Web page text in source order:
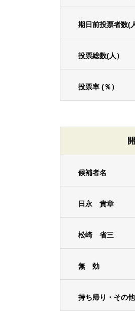
期日前投票者数(
投票総数(人）
投票率 (％）
候補者名
日永 貴章
松崎 省三
無 効
持ち帰り・その他